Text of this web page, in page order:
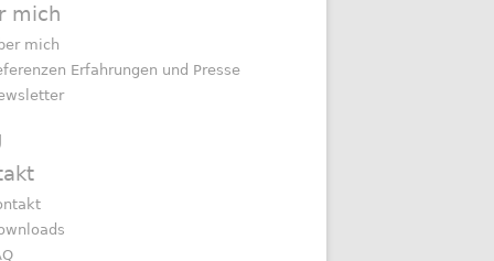
mich
mich
Erfahrungen und Presse